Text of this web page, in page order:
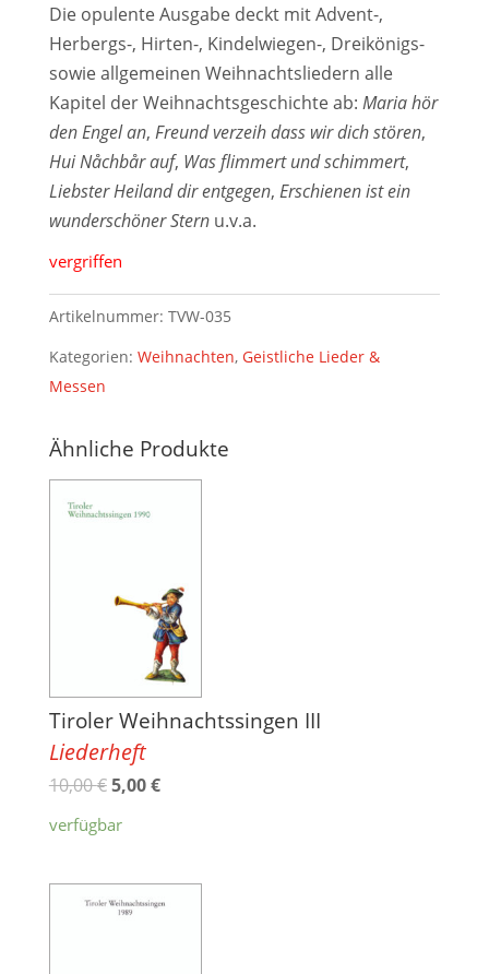
Die opulente Ausgabe deckt mit Advent-,
Herbergs-, Hirten-, Kindelwiegen-, Dreikönigs-
sowie allgemeinen Weihnachtsliedern alle
Kapitel der Weihnachtsgeschichte ab: Maria hör
den Engel an, Freund verzeih dass wir dich stören,
Hui Nåchbår auf, Was flimmert und schimmert,
Liebster Heiland dir entgegen, Erschienen ist ein
wunderschöner Sternu.v.a.
vergriffen
Artikelnummer: TVW-035
Kategorien: Weihnachten, Geistliche Lieder &
Messen
Ähnliche Produkte
Tiroler Weihnachtssingen III
Liederheft
10,00€5,00€
verfügbar